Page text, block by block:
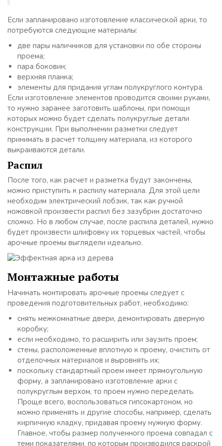
Если запланировано изготовление классической арки, то
потребуются следующие материалы:
две пары наличников для установки по обе стороны
проема;
пара боковин;
верхняя планка;
элементы для придания углам полукруглого контура.
Если изготовление элементов проводится своими руками,
то нужно заранее заготовить шаблоны, при помощи
которых можно будет сделать полукруглые детали
конструкции. При выполнении разметки следует
принимать в расчет толщину материала, из которого
выкраиваются детали.
Распил
После того, как расчет и разметка будут закончены,
можно приступить к распилу материала. Для этой цели
необходим электрический лобзик, так как ручной
ножовкой произвести распил без зазубрин достаточно
сложно. Но в любом случае, после распила деталей, нужно
будет произвести шлифовку их торцевых частей, чтобы
арочные проемы выглядели идеально.
Монтажные работы
Начинать монтировать арочные проемы следует с
проведения подготовительных работ, необходимо:
снять межкомнатные двери, демонтировать дверную
коробку;
если необходимо, то расширить или заузить проем;
стены, расположенные вплотную к проему, очистить от
отделочных материалов и выровнять их;
поскольку стандартный проем имеет прямоугольную
форму, а запланировано изготовление арки с
полукруглым верхом, то проем нужно переделать.
Проще всего, воспользоваться гипсокартоном, но
можно применять и другие способы, например, сделать
кирпичную кладку, придавая проему нужную форму.
Главное, чтобы размер полученного проема совпадал с
теми показателями, по которым производился раскрой